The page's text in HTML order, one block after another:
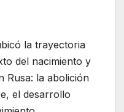
la trayectoria
del nacimiento y
Rusa: la abolición
el desarrollo